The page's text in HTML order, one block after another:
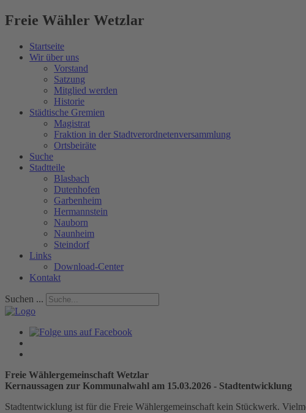
Freie Wähler Wetzlar
Startseite
Wir über uns
Vorstand
Satzung
Mitglied werden
Historie
Städtische Gremien
Magistrat
Fraktion in der Stadtverordnetenversammlung
Ortsbeiräte
Suche
Stadtteile
Blasbach
Dutenhofen
Garbenheim
Hermannstein
Nauborn
Naunheim
Steindorf
Links
Download-Center
Kontakt
Suchen ...
Freie Wählergemeinschaft Wetzlar
Kernaussagen zur Kommunalwahl am 15.03.2026 - Stadtentwicklung
Stadtentwicklung ist für die Freie Wählergemeinschaft kein Stückwerk.